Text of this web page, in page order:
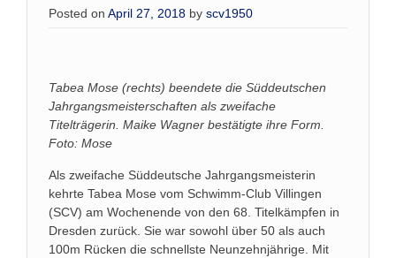
Posted on April 27, 2018 by scv1950
Tabea Mose (rechts) beendete die Süddeutschen
Jahrgangsmeisterschaften als zweifache
Titelträgerin. Maike Wagner bestätigte ihre Form.
Foto: Mose
Als zweifache Süddeutsche Jahrgangsmeisterin
kehrte Tabea Mose vom Schwimm-Club Villingen
(SCV) am Wochenende von den 68. Titelkämpfen in
Dresden zurück. Sie war sowohl über 50 als auch
100m Rücken die schnellste Neunzehnjährige. Mit